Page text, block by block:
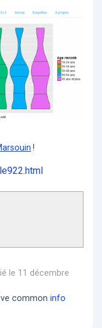
!
le 11 décembre
common info